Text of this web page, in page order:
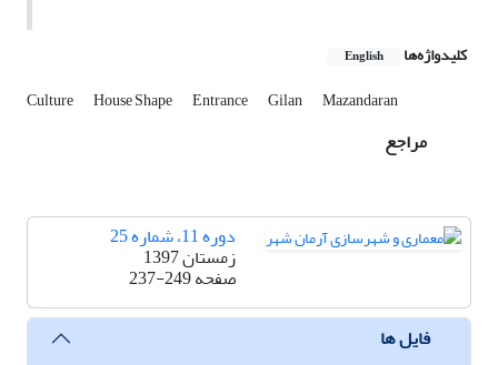
کلیدواژه‌ها English
Culture House Shape Entrance Gilan Mazandaran
مراجع
دوره 11، شماره 25
زمستان 1397
صفحه237-249
فایل ها